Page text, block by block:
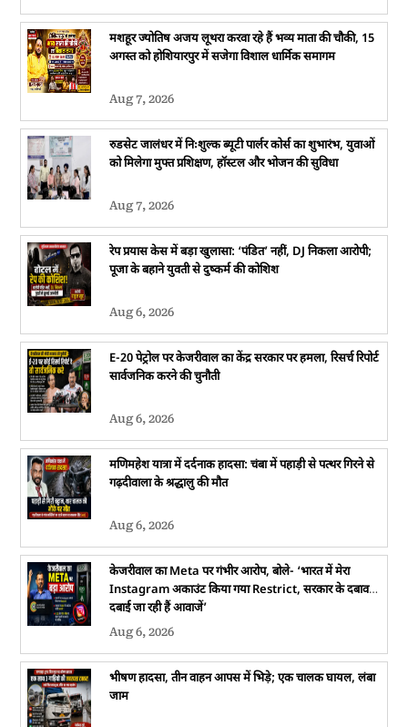
मशहूर ज्योतिष अजय लूथरा करवा रहे हैं भव्य माता की चौकी, 15
अगस्त को होशियारपुर में सजेगा विशाल धार्मिक समागम
Aug 7, 2026
रुडसेट जालंधर में निःशुल्क ब्यूटी पार्लर कोर्स का शुभारंभ, युवाओं
को मिलेगा मुफ्त प्रशिक्षण, हॉस्टल और भोजन की सुविधा
Aug 7, 2026
रेप प्रयास केस में बड़ा खुलासा: ‘पंडित’ नहीं, DJ निकला आरोपी;
पूजा के बहाने युवती से दुष्कर्म की कोशिश
Aug 6, 2026
E-20 पेट्रोल पर केजरीवाल का केंद्र सरकार पर हमला, रिसर्च रिपोर्ट
सार्वजनिक करने की चुनौती
Aug 6, 2026
मणिमहेश यात्रा में दर्दनाक हादसा: चंबा में पहाड़ी से पत्थर गिरने से
गढ़दीवाला के श्रद्धालु की मौत
Aug 6, 2026
केजरीवाल का Meta पर गंभीर आरोप, बोले- ‘भारत में मेरा
Instagram अकाउंट किया गया Restrict, सरकार के दबाव में
दबाई जा रही हैं आवाजें’
Aug 6, 2026
भीषण हादसा, तीन वाहन आपस में भिड़े; एक चालक घायल, लंबा
जाम